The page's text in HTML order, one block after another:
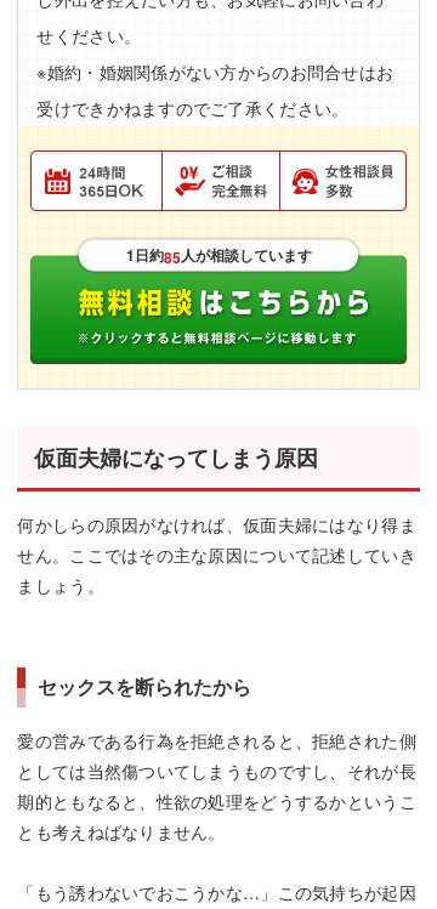
せください。
※婚約・婚姻関係がない方からのお問合せはお
受けできかねますのでご了承ください。
1日約85人が相談しています
仮面夫婦になってしまう原因
何かしらの原因がなければ、仮面夫婦にはなり得ま
せん。ここではその主な原因について記述していき
ましょう。
セックスを断られたから
愛の営みである行為を拒絶されると、拒絶された側
としては当然傷ついてしまうものですし、それが長
期的ともなると、性欲の処理をどうするかというこ
とも考えねばなりません。
「もう誘わないでおこうかな…」この気持ちが起因